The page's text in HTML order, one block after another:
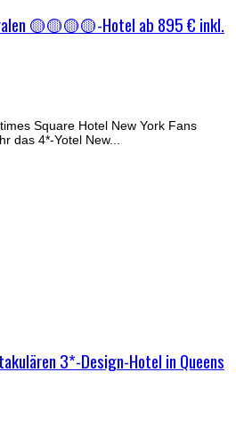
🟡🟡🟡🟡-Hotel ab 895 € inkl.
Square Hotel New York Fans
das 4*-Yotel New...
3*-Design-Hotel in Queens